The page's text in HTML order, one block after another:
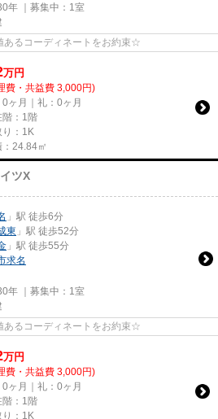
年 ｜募集中： 1室
るコーディネートをお約束☆
万円
費・共益費 3,000円)
0ヶ月｜礼：0ヶ月
階：1階
り：1K
：24.84㎡
ツX
」駅 徒歩6分
東 」駅 徒歩52分
」駅 徒歩55分
求名
年 ｜募集中： 1室
るコーディネートをお約束☆
万円
費・共益費 3,000円)
0ヶ月｜礼：0ヶ月
階：1階
り：1K